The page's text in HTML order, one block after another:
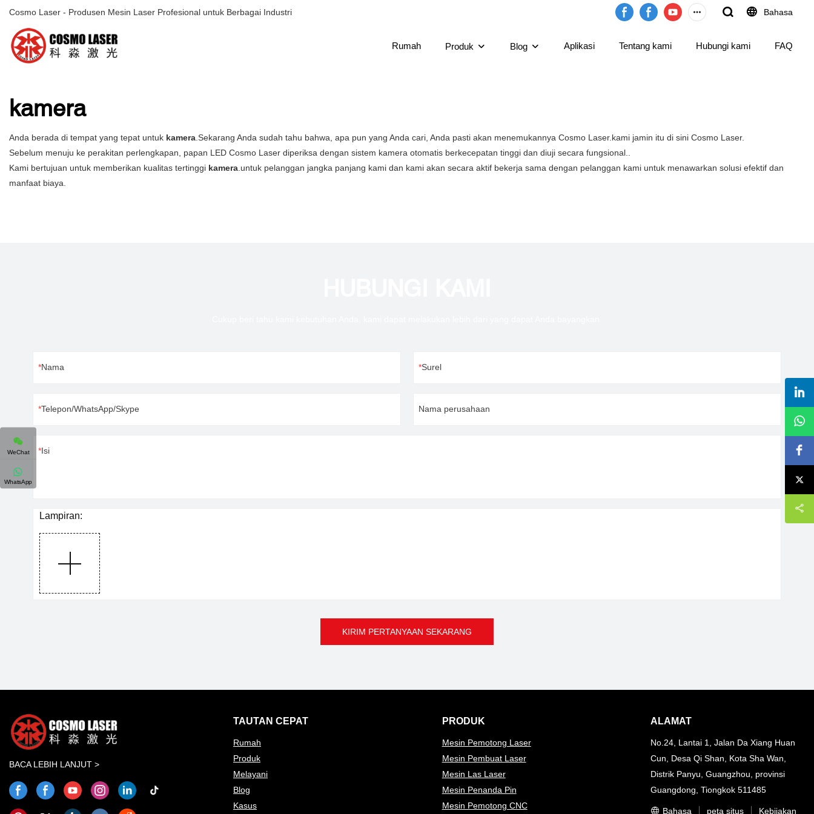
Cosmo Laser - Produsen Mesin Laser Profesional untuk Berbagai Industri Bahasa
Rumah Produk Blog Aplikasi Tentang kami Hubungi kami FAQ
kamera
Anda berada di tempat yang tepat untuk kamera.Sekarang Anda sudah tahu bahwa, apa pun yang Anda cari, Anda pasti akan menemukannya Cosmo Laser.kami jamin itu di sini Cosmo Laser.
Sebelum menuju ke perakitan perlengkapan, papan LED Cosmo Laser diperiksa dengan sistem kamera otomatis berkecepatan tinggi dan diuji secara fungsional..
Kami bertujuan untuk memberikan kualitas tertinggi kamera.untuk pelanggan jangka panjang kami dan kami akan secara aktif bekerja sama dengan pelanggan kami untuk menawarkan solusi efektif dan
manfaat biaya.
Nama Surel
Telepon/WhatsApp/Skype Nama perusahaan
Isi
Lampiran:
KIRIM PERTANYAAN SEKARANG
BACA LEBIH LANJUT >
TAUTAN CEPAT
Rumah
Produk
Melayani
Blog
Kasus
PRODUK
Mesin Pemotong Laser
Mesin Pembuat Laser
Mesin Las Laser
Mesin Penanda Pin
Mesin Pemotong CNC
ALAMAT
No.24, Lantai 1, Jalan Da Xiang Huan
Cun, Desa Qi Shan, Kota Sha Wan,
Distrik Panyu, Guangzhou, provinsi
Guangdong, Tiongkok 511485
Bahasa peta situs Kebijakan
WeChat
WhatsApp